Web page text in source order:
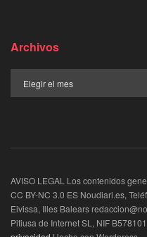
Archivos
AVISO LEGAL Los contenidos
CC BY-NC 3.0 ES Noudiari.es,
Eivissa, Illes Balears
Pitiusa de Internet SL, NIF